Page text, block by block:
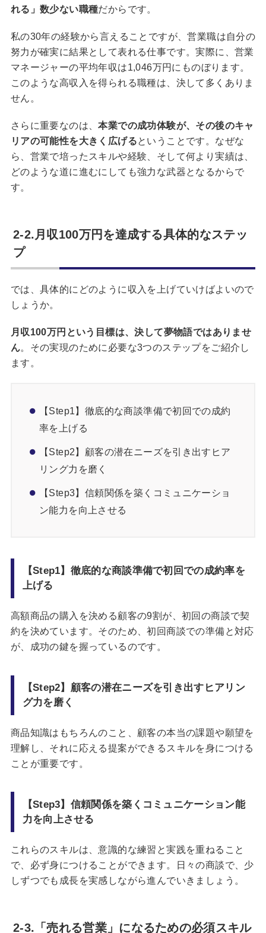
れる」数少ない職種だからです。
私の30年の経験から言えることですが、営業職は自分の
努力が確実に結果として表れる仕事です。実際に、営業
マネージャーの平均年収は1,046万円にものぼります。
このような高収入を得られる職種は、決して多くありま
せん。
さらに重要なのは、本業での成功体験が、その後のキャ
リアの可能性を大きく広げるということです。なぜな
ら、営業で培ったスキルや経験、そして何より実績は、
どのような道に進むにしても強力な武器となるからで
す。
2-2.月収100万円を達成する具体的なステッ
プ
では、具体的にどのように収入を上げていけばよいので
しょうか。
月収100万円という目標は、決して夢物語ではありませ
ん。その実現のために必要な3つのステップをご紹介し
ます。
【Step1】徹底的な商談準備で初回での成約
率を上げる
【Step2】顧客の潜在ニーズを引き出すヒア
リング力を磨く
【Step3】信頼関係を築くコミュニケーショ
ン能力を向上させる
【Step1】徹底的な商談準備で初回での成約率を
上げる
高額商品の購入を決める顧客の9割が、初回の商談で契
約を決めています。そのため、初回商談での準備と対応
が、成功の鍵を握っているのです。
【Step2】顧客の潜在ニーズを引き出すヒアリン
グ力を磨く
商品知識はもちろんのこと、顧客の本当の課題や願望を
理解し、それに応える提案ができるスキルを身につける
ことが重要です。
【Step3】信頼関係を築くコミュニケーション能
力を向上させる
これらのスキルは、意識的な練習と実践を重ねること
で、必ず身につけることができます。日々の商談で、少
しずつでも成長を実感しながら進んでいきましょう。
2-3.「売れる営業」になるための必須スキル